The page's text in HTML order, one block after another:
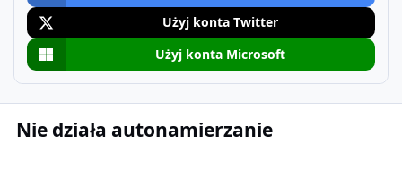
Użyj konta Twitter
Użyj konta Microsoft
Nie działa autonamierzanie